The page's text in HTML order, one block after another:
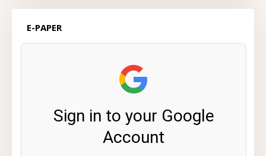
E-PAPER